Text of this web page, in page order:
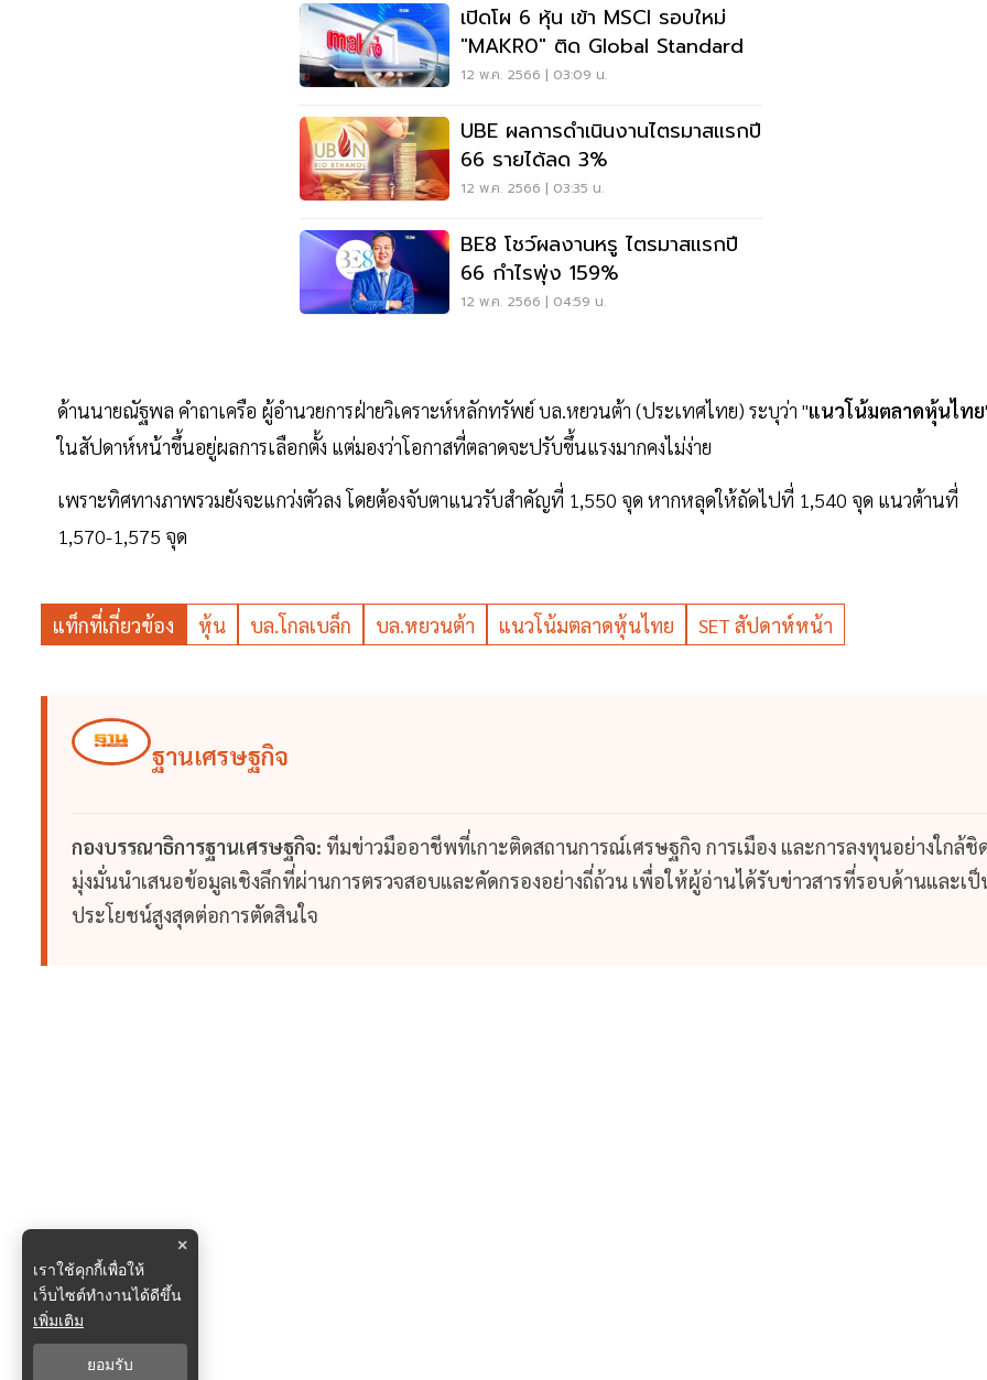
เปิดโผ 6 หุ้น เข้า MSCI รอบใหม่
"MAKR0" ติด Global Standard
12 พ.ค. 2566 | 03:09 น.
UBE ผลการดำเนินงานไตรมาสแรกปี
66 รายได้ลด 3%
12 พ.ค. 2566 | 03:35 น.
BE8 โชว์ผลงานหรู ไตรมาสแรกปี
66 กำไรพุ่ง 159%
12 พ.ค. 2566 | 04:59 น.
ด้านนายณัฐพล คำถาเครือ ผู้อำนวยการฝ่ายวิเคราะห์หลักทรัพย์ บล.หยวนต้า (ประเทศไทย) ระบุว่า "แนวโน้มตลาดหุ้นไทย
ในสัปดาห์หน้าขึ้นอยู่ผลการเลือกตั้ง แต่มองว่าโอกาสที่ตลาดจะปรับขึ้นแรงมากคงไม่ง่าย
เพราะทิศทางภาพรวมยังจะแกว่งตัวลง โดยต้องจับตาแนวรับสำคัญที่ 1,550 จุด หากหลุดให้ถัดไปที่ 1,540 จุด แนวต้านที่
1,570-1,575 จุด
แท็กที่เกี่ยวข้อง หุ้น บล.โกลเบล็ก บล.หยวนต้า แนวโน้มตลาดหุ้นไทย SET สัปดาห์หน้า
ฐานเศรษฐกิจ
กองบรรณาธิการฐานเศรษฐกิจ: ทีมข่าวมืออาชีพที่เกาะติดสถานการณ์เศรษฐกิจ การเมือง และการลงทุนอย่างใกล้ชิ
มุ่งมั่นนำเสนอข้อมูลเชิงลึกที่ผ่านการตรวจสอบและคัดกรองอย่างถี่ถ้วน เพื่อให้ผู้อ่านได้รับข่าวสารที่รอบด้านและเป็
ประโยชน์สูงสุดต่อการตัดสินใจ
×
เราใช้คุกกี้เพื่อให้
เว็บไซต์ทำงานได้ดีขึ้น
เพิ่มเติม
ยอมรับ